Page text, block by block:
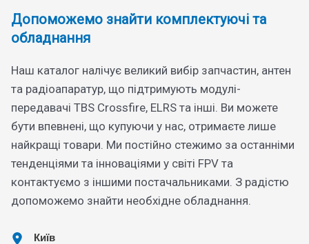
Допоможемо знайти комплектуючі та
обладнання
Наш каталог налічує великий вибір запчастин, антен
та радіоапаратур, що підтримують модулі-
передавачі TBS Crossfire, ELRS та інші. Ви можете
бути впевнені, що купуючи у нас, отримаєте лише
найкращі товари. Ми постійно стежимо за останніми
тенденціями та інноваціями у світі FPV та
контактуємо з іншими постачальниками. З радістю
допоможемо знайти необхідне обладнання.
Київ